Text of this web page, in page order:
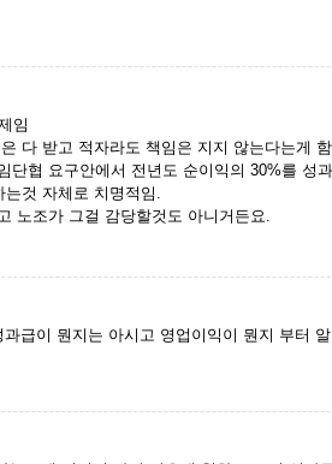
임
다 받고 적자라도 책임은 지지 않는다는게
단협 요구안에서 전년도 순이익의 30%를 성
것 자체로 치명적임.
노조가 그걸 감당할것도 아니거든요.
급이 뭔지는 아시고 영업이익이 뭔지 부터